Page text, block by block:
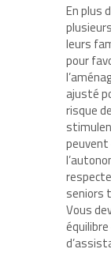
En plus
leurs
pour
ajusté
risque
seniors
Vous